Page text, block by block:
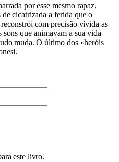
por esse mesmo rapaz,
cicatrizada a ferida que o
com precisão vívida as
sons que animavam a sua vida
muda. O último dos «heróis
este livro.